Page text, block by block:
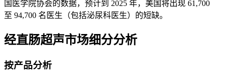
国医学院协会的数据，预计到 2025 年，美国将出现 61,700
至 94,700 名医生（包括泌尿科医生）的短缺。
经直肠超声市场细分分析
按产品分析